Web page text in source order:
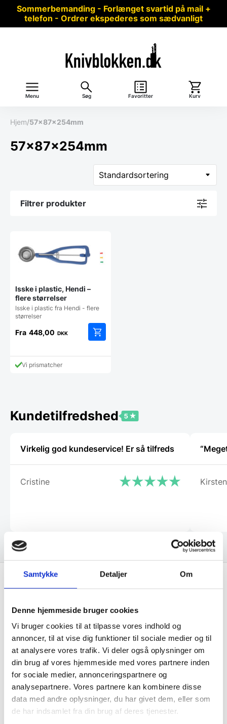
Samtykke Detaljer Om
Denne hjemmeside bruger cookies
Vi bruger cookies til at tilpasse vores indhold og
annoncer, til at vise dig funktioner til sociale medier og til
at analysere vores trafik. Vi deler også oplysninger om
din brug af vores hjemmeside med vores partnere inden
for sociale medier, annonceringspartnere og
analysepartnere. Vores partnere kan kombinere disse
data med andre oplysninger, du har givet dem, eller som
de har indsamlet fra din brug af deres tjenester.
Sommerbemanding - Forlænget svartid på mail +
telefon - Ordrer ekspederes som sædvanligt
Menu Søg Favoritter Kurv
Hjem/57x87x254mm
57x87x254mm
Filtrer produkter
Isske i plastic, Hendi –
flere størrelser
Isske i plastic fra Hendi - flere
størrelser
Fra 448,00 DKK
vare
vælges
på
Vi prismatcher
Kundetilfredshed
Virkelig god kundeservice! Er så tilfreds
Cristine Kirsten
Få de bedste tilbud først!
Husk at tilmelde dig vores nyhedsbrev og vær først
til de bedste tilbud. Og bare rolig, vi spammer dig
ikke, men sender kun relevante tilbud og
informationer til dig.